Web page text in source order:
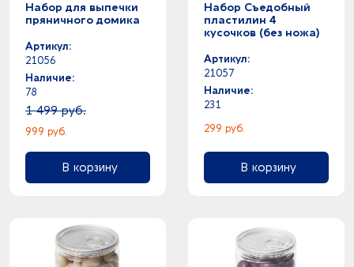
Набор для выпечки
пряничного домика
Артикул:
21056
Наличие:
78
1 499 руб.
999 руб.
В корзину
Набор Съедобный
пластилин 4
кусочков (без ножа)
Артикул:
21057
Наличие:
231
299 руб.
В корзину